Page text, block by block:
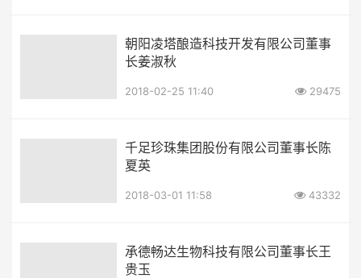
朝阳凌塔酿造科技开发有限公司董事
长姜淑秋
2018-02-25 11:40 29475
千足珍珠集团股份有限公司董事长陈
夏英
2018-03-01 11:58 43332
承德畅达生物科技有限公司董事长王
贵玉